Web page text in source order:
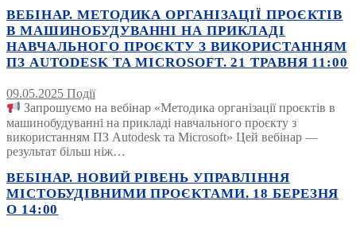
ВЕБІНАР. МЕТОДИКА ОРГАНІЗАЦІЇ ПРОЄКТІВ
В МАШИНОБУДУВАННІ НА ПРИКЛАДІ
НАВЧАЛЬНОГО ПРОЄКТУ З ВИКОРИСТАННЯМ
ПЗ AUTODESK ТА MICROSOFT. 21 ТРАВНЯ 11:00
09.05.2025 Події
Запрошуємо на вебінар «Методика організації проєктів в
машинобудуванні на прикладі навчального проєкту з
використанням ПЗ Autodesk та Microsoft» Цей вебінар —
результат більш ніж…
ВЕБІНАР. НОВИЙ РІВЕНЬ УПРАВЛІННЯ
МІСТОБУДІВНИМИ ПРОЄКТАМИ. 18 БЕРЕЗНЯ
О 14:00